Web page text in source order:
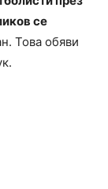
се
Това обяви